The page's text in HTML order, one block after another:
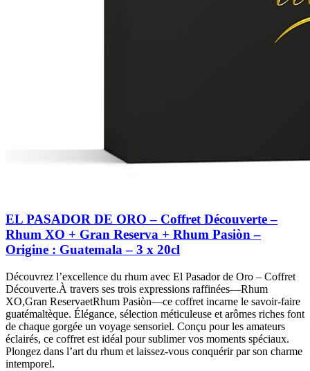
EL PASADOR DE ORO – Coffret Découverte –
Rhum XO + Gran Reserva + Rhum Pasiòn –
Origine : Guatemala – 3 x 20cl
Découvrez l’excellence du rhum avec El Pasador de Oro – Coffret
Découverte.À travers ses trois expressions raffinées—Rhum
XO,Gran ReservaetRhum Pasiòn—ce coffret incarne le savoir-faire
guatémaltèque. Élégance, sélection méticuleuse et arômes riches font
de chaque gorgée un voyage sensoriel. Conçu pour les amateurs
éclairés, ce coffret est idéal pour sublimer vos moments spéciaux.
Plongez dans l’art du rhum et laissez-vous conquérir par son charme
intemporel.